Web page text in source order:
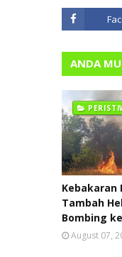
ANDA
Kebakaran
Tambah
Bombing
August 07,